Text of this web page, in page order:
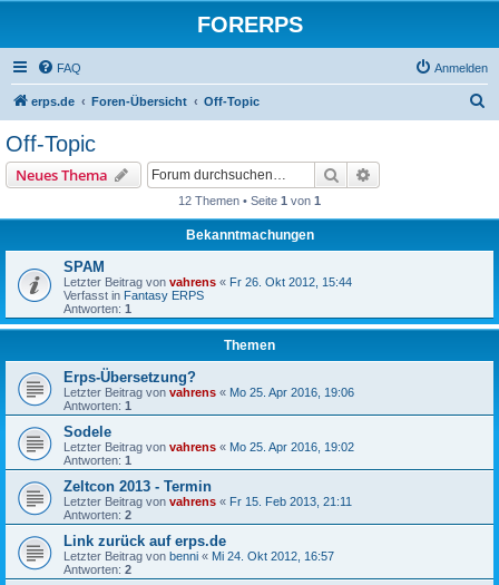
FORERPS
FAQ Anmelden
erps.de Foren-Übersicht Off-Topic
Off-Topic
Neues Thema Suche
12 Themen • Seite 1 von 1
Bekanntmachungen
SPAM
Letzter Beitrag von vahrens « Fr 26. Okt 2012, 15:44
Verfasst in Fantasy ERPS
Antworten: 1
Themen
Erps-Übersetzung?
Letzter Beitrag von vahrens « Mo 25. Apr 2016, 19:06
Antworten: 1
Sodele
Letzter Beitrag von vahrens « Mo 25. Apr 2016, 19:02
Antworten: 1
Zeltcon 2013 - Termin
Letzter Beitrag von vahrens « Fr 15. Feb 2013, 21:11
Antworten: 2
Link zurück auf erps.de
Letzter Beitrag von benni « Mi 24. Okt 2012, 16:57
Antworten: 2